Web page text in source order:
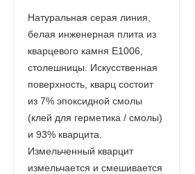
Натуральная серая линия,
белая инженерная плита из
кварцевого камня E1006,
столешницы. Искусственная
поверхность, кварц состоит
из 7% эпоксидной смолы
(клей для герметика / смолы)
и 93% кварцита.
Измельченный кварцит
измельчается и смешивается